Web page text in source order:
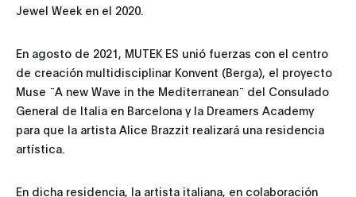
Jewel Week en el 2020.
En agosto de 2021, MUTEK ES unió fuerzas con el centro
de creación multidisciplinar Konvent (Berga), el proyecto
Muse ¨A new Wave in the Mediterranean¨ del Consulado
General de Italia en Barcelona y la Dreamers Academy
para que la artista Alice Brazzit realizará una residencia
artística.
En dicha residencia, la artista italiana, en colaboración